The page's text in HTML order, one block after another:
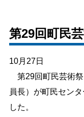
子育て・教
しごと・産業
第29回町民
10月27日
第29回町民芸術祭
員長）が町民セン
した。